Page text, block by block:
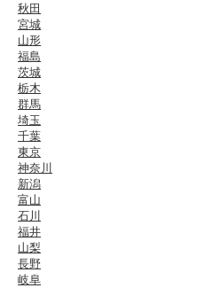
秋田
宮城
山形
福島
茨城
栃木
群馬
埼玉
千葉
東京
神奈川
新潟
富山
石川
福井
山梨
長野
岐阜